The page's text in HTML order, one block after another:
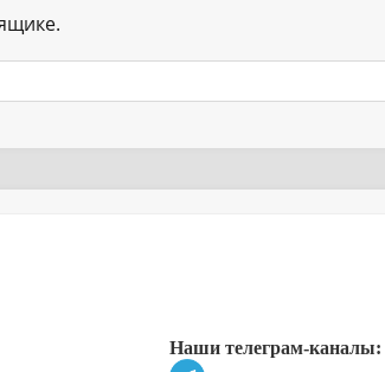
Наши телеграм-каналы: